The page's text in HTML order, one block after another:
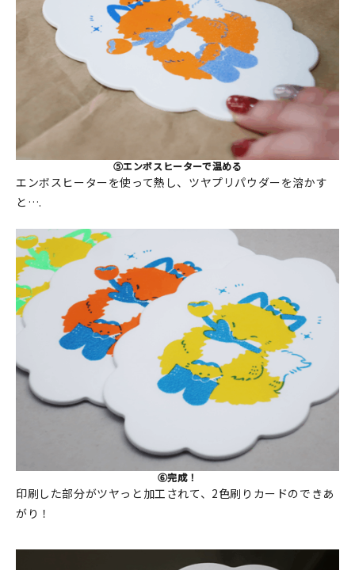
⑤エンボスヒーターで温める
エンボスヒーターを使って熱し、ツヤプリパウダーを溶かす
と….
⑥完成！
印刷した部分がツヤっと加工されて、2色刷りカードのできあ
がり！